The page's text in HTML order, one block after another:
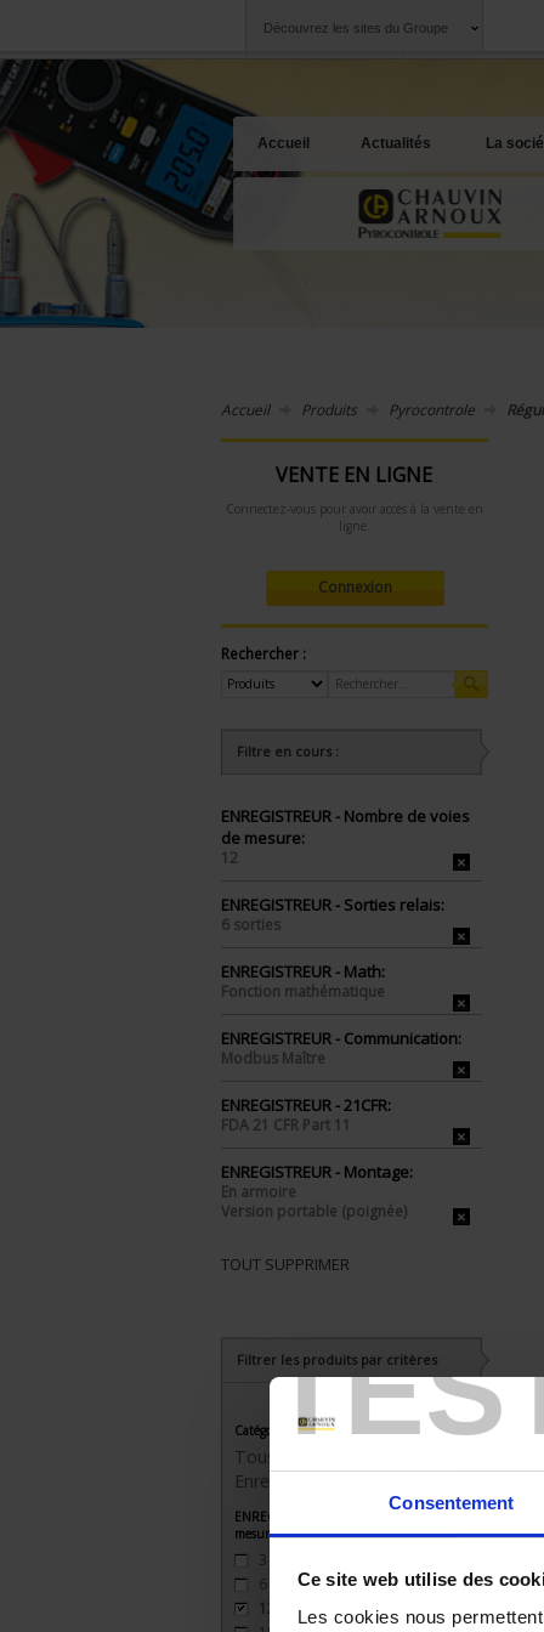
Consentement
Ce site web utilise des
Les cookies nous
Découvrez les sites du Groupe
Accueil Actualités La
Accueil Produits Pyrocontrole
VENTE EN LIGNE
Connectez-vous pour avoir accès à la vente en
ligne.
Connexion
Rechercher :
Filtre en cours :
ENREGISTREUR - Nombre de voies
de mesure:
12
ENREGISTREUR - Sorties relais:
6 sorties
ENREGISTREUR - Math:
Fonction mathématique
ENREGISTREUR - Communication:
Modbus Maître
ENREGISTREUR - 21CFR:
FDA 21 CFR Part 11
ENREGISTREUR - Montage:
En armoire
Version portable (poignée)
TOUT SUPPRIMER
Filtrer les produits par critères
Catégorie
Tous les produits
Enregistreurs sans papier
ENREGISTREUR - Nombre de voies de
mesure
3
6
12